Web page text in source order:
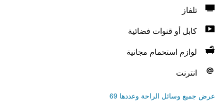
تلفاز
كابل أو قنوات فضائية
لوازم استحمام مجانية
انترنت
عرض جميع وسائل الراحة وعددها 69